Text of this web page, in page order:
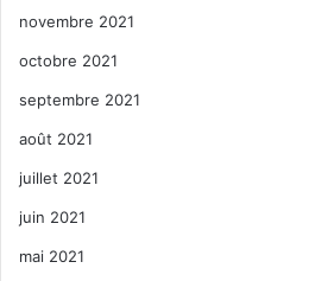
novembre 2021
octobre 2021
septembre 2021
août 2021
juillet 2021
juin 2021
mai 2021